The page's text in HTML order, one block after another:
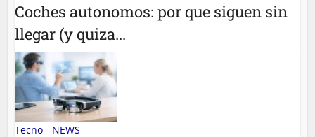
Coches autonomos: por que siguen sin
llegar (y quiza...
Tecno - NEWS